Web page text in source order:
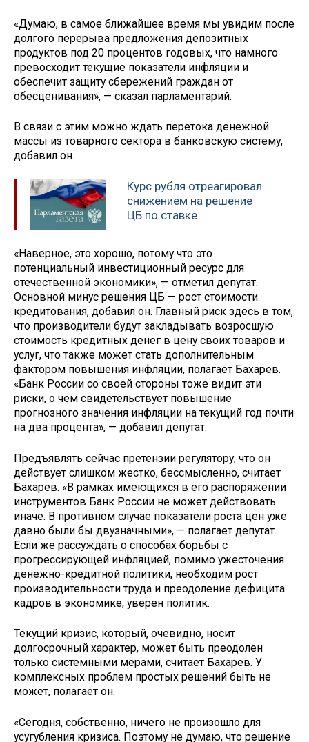
«Думаю, в самое ближайшее время мы увидим после
долгого перерыва предложения депозитных
продуктов под 20 процентов годовых, что намного
превосходит текущие показатели инфляции и
обеспечит защиту сбережений граждан от
обесценивания», — сказал парламентарий.
В связи с этим можно ждать перетока денежной
массы из товарного сектора в банковскую систему,
добавил он.
Курс рубля отреагировал
снижением на решение
ЦБ по ставке
«Наверное, это хорошо, потому что это
потенциальный инвестиционный ресурс для
отечественной экономики», — отметил депутат.
Основной минус решения ЦБ — рост стоимости
кредитования, добавил он. Главный риск здесь в том,
что производители будут закладывать возросшую
стоимость кредитных денег в цену своих товаров и
услуг, что также может стать дополнительным
фактором повышения инфляции, полагает Бахарев.
«Банк России со своей стороны тоже видит эти
риски, о чем свидетельствует повышение
прогнозного значения инфляции на текущий год почти
на два процента», — добавил депутат.
Предъявлять сейчас претензии регулятору, что он
действует слишком жестко, бессмысленно, считает
Бахарев. «В рамках имеющихся в его распоряжении
инструментов Банк России не может действовать
иначе. В противном случае показатели роста цен уже
давно были бы двузначными», — полагает депутат.
Если же рассуждать о способах борьбы с
прогрессирующей инфляцией, помимо ужесточения
денежно-кредитной политики, необходим рост
производительности труда и преодоление дефицита
кадров в экономике, уверен политик.
Текущий кризис, который, очевидно, носит
долгосрочный характер, может быть преодолен
только системными мерами, считает Бахарев. У
комплексных проблем простых решений быть не
может, полагает он.
«Сегодня, собственно, ничего не произошло для
усугубления кризиса. Поэтому не думаю, что решение